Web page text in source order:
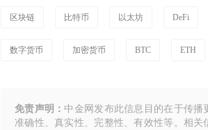
区块链 比特币 以太坊 DeFi
数字货币 加密货币 BTC ETH
免责声明： 中金网发布此信息目的在于传
准确性、真实性、完整性、有效性等。相